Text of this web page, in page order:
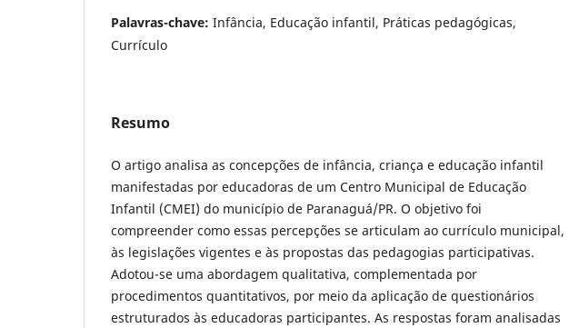
Palavras-chave: Infância, Educação infantil, Práticas pedagógicas,
Currículo
Resumo
O artigo analisa as concepções de infância, criança e educação infantil
manifestadas por educadoras de um Centro Municipal de Educação
Infantil (CMEI) do município de Paranaguá/PR. O objetivo foi
compreender como essas percepções se articulam ao currículo municipal,
às legislações vigentes e às propostas das pedagogias participativas.
Adotou-se uma abordagem qualitativa, complementada por
procedimentos quantitativos, por meio da aplicação de questionários
estruturados às educadoras participantes. As respostas foram analisadas